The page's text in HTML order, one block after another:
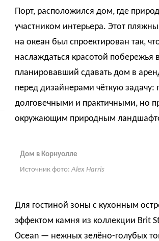
Порт, расположился дом, где
участником интерьера. Этот
на океан был спроектирован так,
наслаждаться красотой побережья
планировавший сдавать дом в
перед дизайнерами чёткую
долговечными и практичными, но
окружающим природным
Дом в Корнуолле
Источник фото: Alex Harris
Для гостиной зоны с кухонным
эффектом камня из коллекции Brit
Ocean — нежных зелёно-голубых